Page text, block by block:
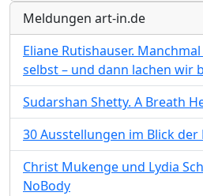
Meldungen art-in.de
Eliane Rutishauser.
selbst – und dann lachen wir
Sudarshan Shetty. A Breath
30 Ausstellungen im Blick der
Christ Mukenge und Lydia
NoBody